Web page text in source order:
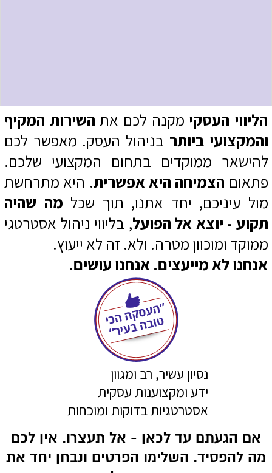
הליווי העסקי מקנה לכם את השירות המקיף
והמקצועי ביותר בניהול העסק. מאפשר לכם
להישאר ממוקדים בתחום המקצועי שלכם.
פתאום הצמיחה היא אפשרית. היא מתרחשת
מול עיניכם, יחד אתנו, תוך שכל מה שהיה
תקוע - יוצא אל הפועל, בליווי ניהול אסטרטגי
ממוקד ומוכוון מטרה. ולא. זה לא ייעוץ.
אנחנו לא מייעצים. אנחנו עושים.
נסיון עשיר, רב ומגוון
ידע ומקצוענות עסקית
אסטרטגיות בדוקות ומוכחות
אם הגעתם עד לכאן - אל תעצרו. אין לכם
מה להפסיד. השלימו הפרטים ונבחן יחד את